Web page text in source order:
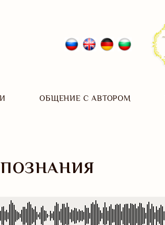
ОБЩЕНИЕ С АВТОРОМ